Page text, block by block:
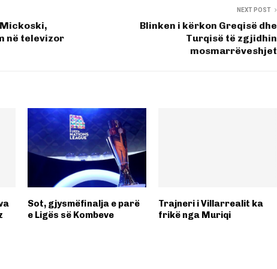
në televizor
NEXT POST
Blinken i kërkon Greqisë dhe
Turqisë të zgjidhin
mosmarrëveshjet
Sot, gjysmëfinalja e parë
e Ligës së Kombeve
Trajneri i Villarrealit ka
frikë nga Muriqi